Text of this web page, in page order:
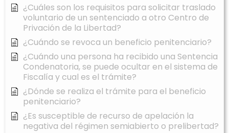
¿Cuáles son los requisitos para solicitar traslado
voluntario de un sentenciado a otro Centro de
Privación de la Libertad?
¿Cuándo se revoca un beneficio penitenciario?
¿Cuándo una persona ha recibido una Sentencia
Condenatoria, se puede ocultar en el sistema de
Fiscalía y cual es el trámite?
¿Dónde se realiza el trámite para el beneficio
penitenciario?
¿Es susceptible de recurso de apelación la
negativa del régimen semiabierto o prelibertad?